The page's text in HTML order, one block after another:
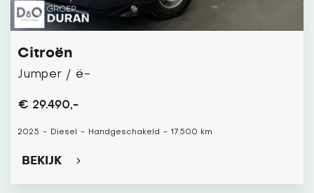
Citroën
Jumper / ë-
€ 29.490,-
2025 - Diesel - Handgeschakeld - 17.500 km
BEKIJK